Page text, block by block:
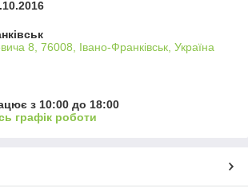
8, 76008, Івано-Франківськ, Україна
з 10:00 до 18:00
графік роботи